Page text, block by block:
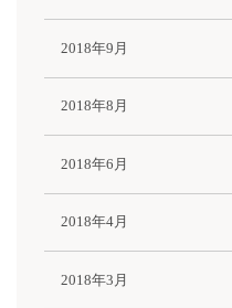
2018年9月
2018年8月
2018年6月
2018年4月
2018年3月